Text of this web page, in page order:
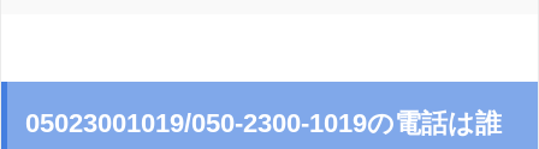
05023001019/050-2300-1019の電話は誰